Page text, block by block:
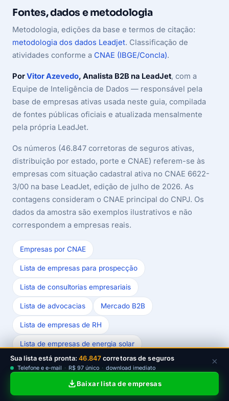
Fontes, dados e metodologia
Metodologia, edições da base e termos de citação:
metodologia dos dados Leadjet. Classificação de
atividades conforme a CNAE (IBGE/Concla).
PorVitor Azevedo, Analista B2B na LeadJet, com a
Equipe de Inteligência de Dados — responsável pela
base de empresas ativas usada neste guia, compilada
de fontes públicas oficiais e atualizada mensalmente
pela própria LeadJet.
Os números (46.847 corretoras de seguros ativas,
distribuição por estado, porte e CNAE) referem-se às
empresas com situação cadastral ativa no CNAE 6622-
3/00 na base LeadJet, edição de julho de 2026. As
contagens consideram o CNAE principal do CNPJ. Os
dados da amostra são exemplos ilustrativos e não
correspondem a empresas reais.
Empresas por CNAE
Lista de empresas para prospecção
Lista de consultorias empresariais
Lista de advocacias Mercado B2B
Lista de empresas de RH
Lista de empresas de energia solar
Última revisão das fontes e dados: julho/2026.
Sua lista está pronta:46.847corretoras de seguros
Telefone e e-mail · R$ 97 único · download imediato
Baixar lista de empresas
×